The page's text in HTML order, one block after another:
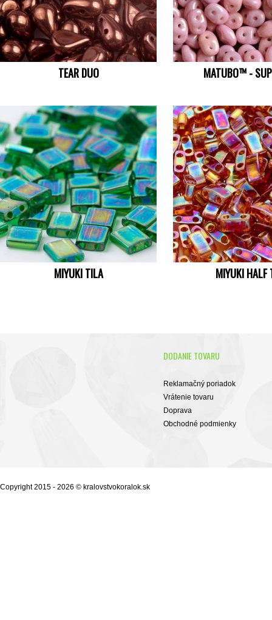
TEAR DUO MATUBO™ -
MIYUKI TILA MIYUKI HALF
DODANIE TOVARU
Reklamačný poriadok
Vrátenie tovaru
Doprava
Obchodné podmienky
Copyright 2015 - 2026 © kralovstvokoralok.sk